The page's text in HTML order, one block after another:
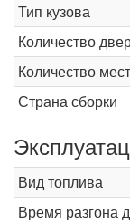
Тип кузова
Количество
Количество мест
Страна сборки
Вид топлива
Время разгона